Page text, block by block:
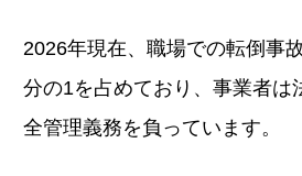
2026年現在、職場での転倒事
分の1を占めており、事業者は
全管理義務を負っています。